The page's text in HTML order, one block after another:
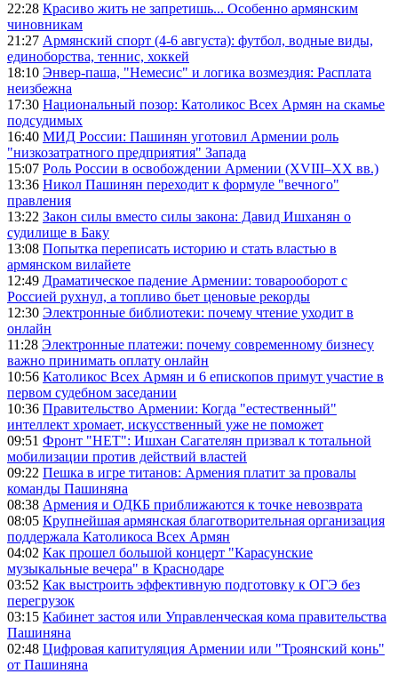
22:28 Красиво жить не запретишь... Особенно армянским
чиновникам
21:27 Армянский спорт (4-6 августа): футбол, водные виды,
единоборства, теннис, хоккей
18:10 Энвер-паша, "Немесис" и логика возмездия: Расплата
неизбежна
17:30 Национальный позор: Католикос Всех Армян на скамье
подсудимых
16:40 МИД России: Пашинян уготовил Армении роль
"низкозатратного предприятия" Запада
15:07 Роль России в освобождении Армении (XVIII–XX вв.)
13:36 Никол Пашинян переходит к формуле "вечного"
правления
13:22 Закон силы вместо силы закона: Давид Ишханян о
судилище в Баку
13:08 Попытка переписать историю и стать властью в
армянском вилайете
12:49 Драматическое падение Армении: товарооборот с
Россией рухнул, а топливо бьет ценовые рекорды
12:30 Электронные библиотеки: почему чтение уходит в
онлайн
11:28 Электронные платежи: почему современному бизнесу
важно принимать оплату онлайн
10:56 Католикос Всех Армян и 6 епископов примут участие в
первом судебном заседании
10:36 Правительство Армении: Когда "естественный"
интеллект хромает, искусственный уже не поможет
09:51 Фронт "НЕТ": Ишхан Сагателян призвал к тотальной
мобилизации против действий властей
09:22 Пешка в игре титанов: Армения платит за провалы
команды Пашиняна
08:38 Армения и ОДКБ приближаются к точке невозврата
08:05 Крупнейшая армянская благотворительная организация
поддержала Католикоса Всех Армян
04:02 Как прошел большой концерт "Карасунские
музыкальные вечера" в Краснодаре
03:52 Как выстроить эффективную подготовку к ОГЭ без
перегрузок
03:15 Кабинет застоя или Управленческая кома правительства
Пашиняна
02:48 Цифровая капитуляция Армении или "Троянский конь"
от Пашиняна